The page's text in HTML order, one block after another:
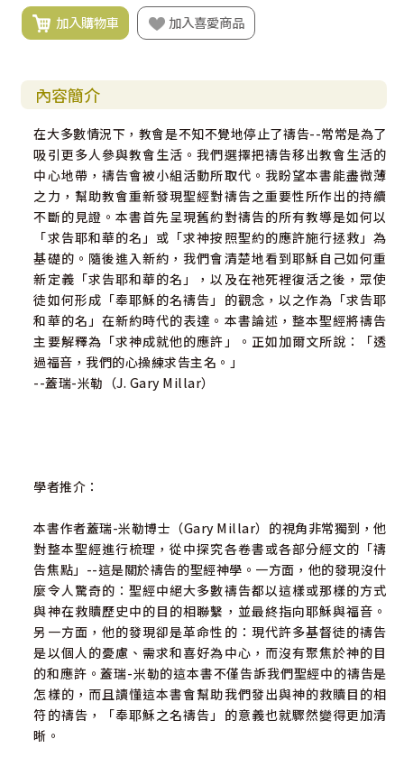
加入購物車 加入喜愛商品
內容簡介
在大多數情況下，教會是不知不覺地停止了禱告--常常是為了
吸引更多人參與教會生活。我們選擇把禱告移出教會生活的
中心地帶，禱告會被小組活動所取代。我盼望本書能盡微薄
之力，幫助教會重新發現聖經對禱告之重要性所作出的持續
不斷的見證。本書首先呈現舊約對禱告的所有教導是如何以
「求告耶和華的名」或「求神按照聖約的應許施行拯救」為
基礎的。隨後進入新約，我們會清楚地看到耶穌自己如何重
新定義「求告耶和華的名」，以及在祂死裡復活之後，眾使
徒如何形成「奉耶穌的名禱告」的觀念，以之作為「求告耶
和華的名」在新約時代的表達。本書論述，整本聖經將禱告
主要解釋為「求神成就他的應許」。正如加爾文所說：「透
過福音，我們的心操練求告主名。」
--蓋瑞-米勒（J. Gary Millar）
學者推介：
本書作者蓋瑞-米勒博士（Gary Millar）的視角非常獨到，他
對整本聖經進行梳理，從中探究各卷書或各部分經文的「禱
告焦點」--這是關於禱告的聖經神學。一方面，他的發現沒什
麼令人驚奇的：聖經中絕大多數禱告都以這樣或那樣的方式
與神在救贖歷史中的目的相聯繫，並最終指向耶穌與福音。
另一方面，他的發現卻是革命性的：現代許多基督徒的禱告
是以個人的憂慮、需求和喜好為中心，而沒有聚焦於神的目
的和應許。蓋瑞-米勒的這本書不僅告訴我們聖經中的禱告是
怎樣的，而且讀懂這本書會幫助我們發出與神的救贖目的相
符的禱告，「奉耶穌之名禱告」的意義也就驟然變得更加清
晰。